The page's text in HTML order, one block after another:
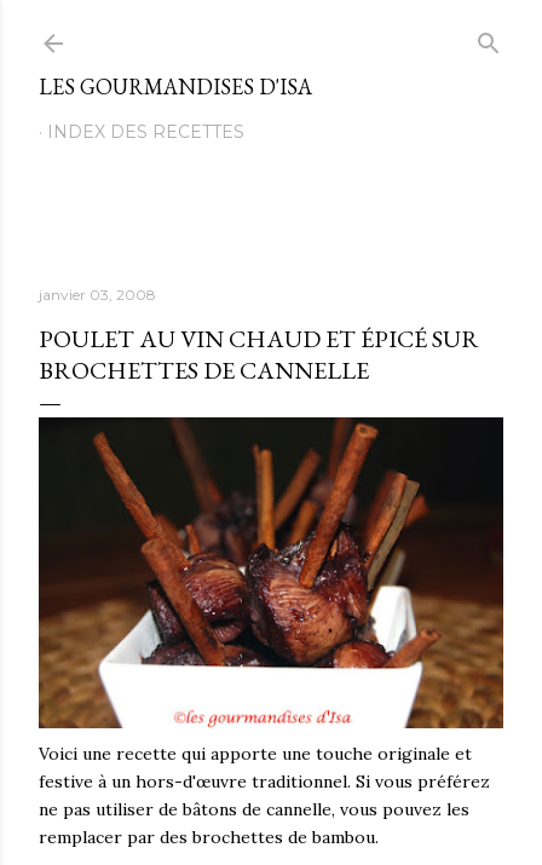
LES GOURMANDISES D'ISA
INDEX DES RECETTES
janvier 03, 2008
POULET AU VIN CHAUD ET ÉPICÉ SUR
BROCHETTES DE CANNELLE
Voici une recette qui apporte une touche originale et
festive à un hors-d'œuvre traditionnel. Si vous préférez
ne pas utiliser de bâtons de cannelle, vous pouvez les
remplacer par des brochettes de bambou.